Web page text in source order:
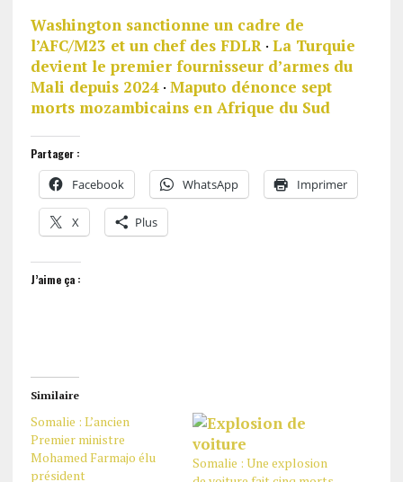
Washington sanctionne un cadre de
l’AFC/M23 et un chef des FDLR· La Turquie
devient le premier fournisseur d’armes du
Mali depuis 2024· Maputo dénonce sept
morts mozambicains en Afrique du Sud
Partager :
Facebook WhatsApp Imprimer
X Plus
J’aime ça :
Similaire
Somalie : L’ancien
Premier ministre
Mohamed Farmajo élu
président
Somalie : Une explosion